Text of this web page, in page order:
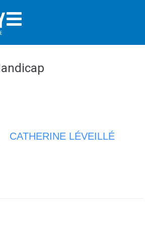
CATHERINE LÉVEILLÉ